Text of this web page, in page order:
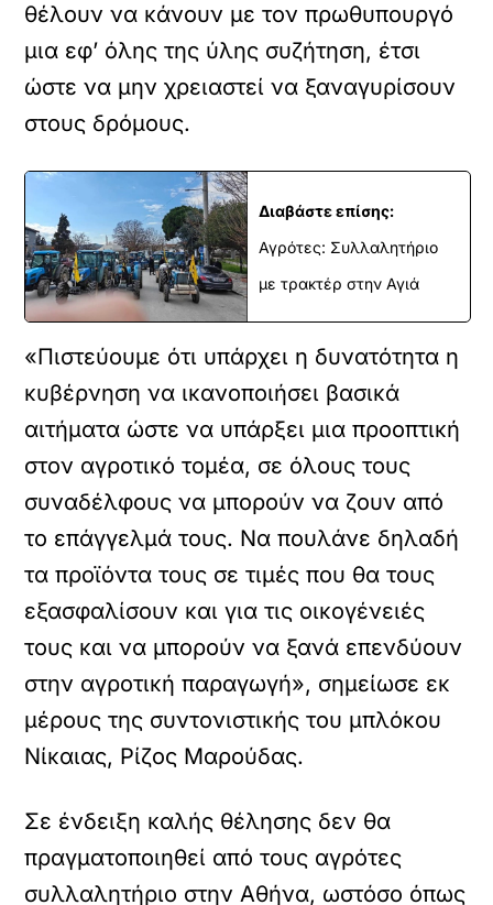
θέλουν να κάνουν με τον πρωθυπουργό
μια εφ’ όλης της ύλης συζήτηση, έτσι
ώστε να μην χρειαστεί να ξαναγυρίσουν
στους δρόμους.
Διαβάστε επίσης:
Αγρότες: Συλλαλητήριο
με τρακτέρ στην Αγιά
«Πιστεύουμε ότι υπάρχει η δυνατότητα η
κυβέρνηση να ικανοποιήσει βασικά
αιτήματα ώστε να υπάρξει μια προοπτική
στον αγροτικό τομέα, σε όλους τους
συναδέλφους να μπορούν να ζουν από
το επάγγελμά τους. Να πουλάνε δηλαδή
τα προϊόντα τους σε τιμές που θα τους
εξασφαλίσουν και για τις οικογένειές
τους και να μπορούν να ξανά επενδύουν
στην αγροτική παραγωγή», σημείωσε εκ
μέρους της συντονιστικής του μπλόκου
Νίκαιας, Ρίζος Μαρούδας.
Σε ένδειξη καλής θέλησης δεν θα
πραγματοποιηθεί από τους αγρότες
συλλαλητήριο στην Αθήνα, ωστόσο όπως